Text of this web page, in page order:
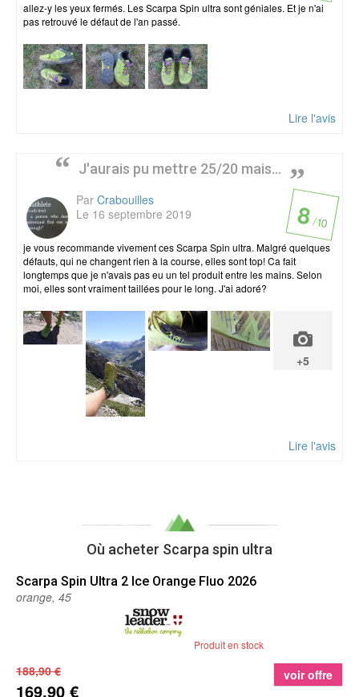
allez-y les yeux fermés. Les Scarpa Spin ultra sont géniales. Et je n'ai
pas retrouvé le défaut de l'an passé.
Lire l'avis
J'aurais pu mettre 25/20 mais...
8/ 10
Par Crabouilles
Le 16 septembre 2019
je vous recommande vivement ces Scarpa Spin ultra. Malgré quelques
défauts, qui ne changent rien à la course, elles sont top! Ca fait
longtemps que je n'avais pas eu un tel produit entre les mains. Selon
moi, elles sont vraiment taillées pour le long. J'ai adoré?
+5
Lire l'avis
Où acheter Scarpa spin ultra
Scarpa Spin Ultra 2 Ice Orange Fluo 2026
orange, 45
Produit en stock
188,90 €
169,90 €
voir offre